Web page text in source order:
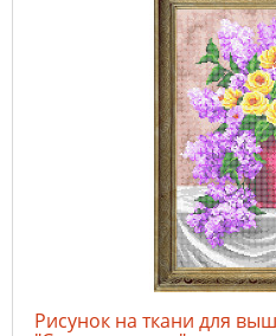
Рисунок на ткани для